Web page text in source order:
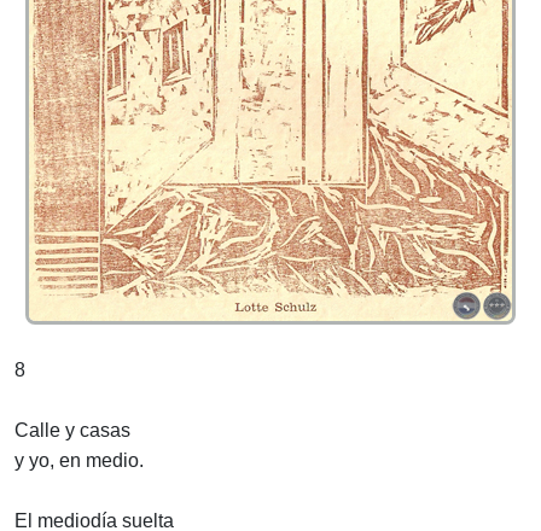
8
Calle y casas
y yo, en medio.
El mediodía suelta